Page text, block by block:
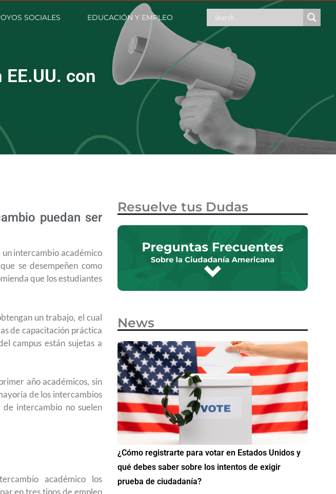
SOCIALES EDUCACIÓN Y EMPLEO
con
puedan ser
intercambio académico
se desempeñen como
que los estudiantes
un trabajo, el cual
de capacitación práctica
campus están sujetas a
año académicos, sin
de los intercambios
intercambio no suelen
académico los
en tres tipos de empleo
Resuelve tus Dudas
News
¿Cómo registrarte para votar en Estados Unidos y
qué debes saber sobre los intentos de exigir
prueba de ciudadanía?